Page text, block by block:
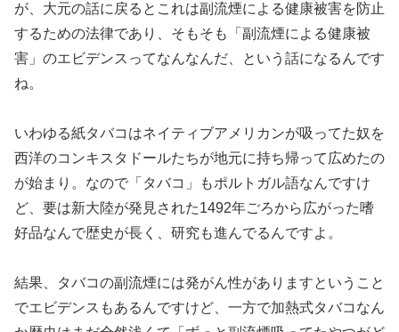
が、大元の話に戻るとこれは副流煙による健康被害を防止
するための法律であり、そもそも「副流煙による健康被
害」のエビデンスってなんなんだ、という話になるんです
ね。
いわゆる紙タバコはネイティブアメリカンが吸ってた奴を
西洋のコ ンキスタドールたちが地元に持ち帰って広めたの
が始まり。なので 「タバコ」もポルトガル語なんですけ
ど、要は新大陸が発見された1492年ごろから広がった嗜
好品なんで歴史が長く、 研究も進んでるんですよ。
結果、タバコの副流煙には発がん性がありますということ
でエビデンスもあるんですけど、一方で加熱式タバコなん